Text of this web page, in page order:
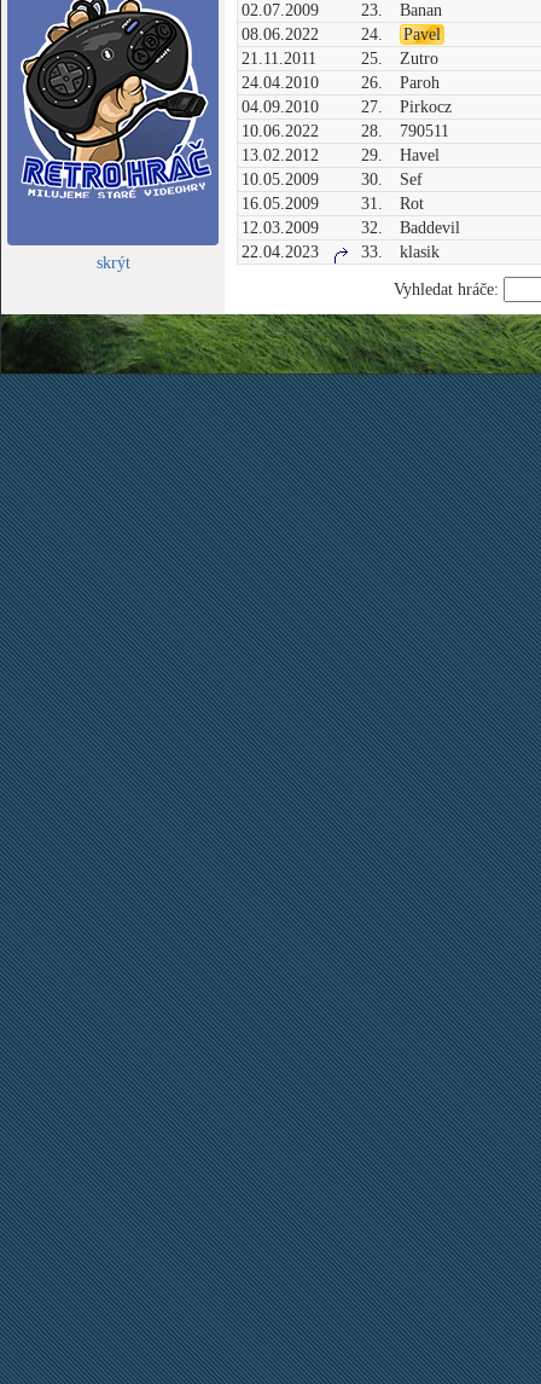
skrýt
02.07.2009
23.
Banan
08.06.2022
24.
Pavel
21.11.2011
25.
Zutro
24.04.2010
26.
Paroh
04.09.2010
27.
Pirkocz
10.06.2022
28.
790511
13.02.2012
29.
Havel
10.05.2009
30.
Sef
16.05.2009
31.
Rot
12.03.2009
32.
Baddevil
22.04.2023
33. klasik
Vyhledat hráče: